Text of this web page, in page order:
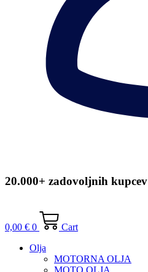
20.000+ zadovoljnih kupcev
0,00 € 0
Cart
Olja
MOTORNA OLJA
MOTO OLJA